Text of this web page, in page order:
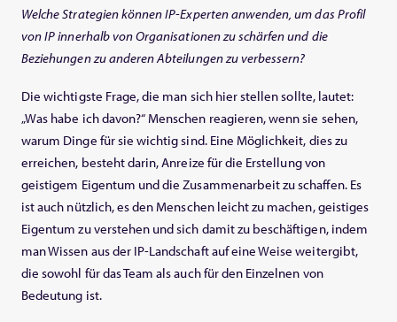
Welche Strategien können IP-Experten anwenden, um das Profil
von IP innerhalb von Organisationen zu schärfen und die
Beziehungen zu anderen Abteilungen zu verbessern?
Die wichtigste Frage, die man sich hier stellen sollte, lautet:
„Was habe ich davon?“ Menschen reagieren, wenn sie sehen,
warum Dinge für sie wichtig sind. Eine Möglichkeit, dies zu
erreichen, besteht darin, Anreize für die Erstellung von
geistigem Eigentum und die Zusammenarbeit zu schaffen. Es
ist auch nützlich, es den Menschen leicht zu machen, geistiges
Eigentum zu verstehen und sich damit zu beschäftigen, indem
man Wissen aus der IP-Landschaft auf eine Weise weitergibt,
die sowohl für das Team als auch für den Einzelnen von
Bedeutung ist.